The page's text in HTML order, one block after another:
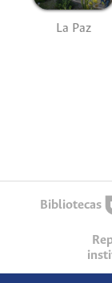
La Paz
Bibliotecas